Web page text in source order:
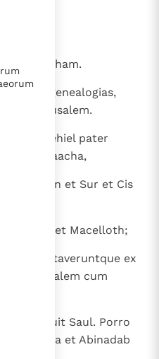
Sesac.
Otholia
filii Ieroham.
genealogias,
in Ierusalem.
Iehiel pater
eius Maacha,
Abdon et Sur et Cis
Zacher et Macelloth;
Habitaveruntque ex
in Ierusalem cum
Cis genuit Saul. Porro
Melchisua et Abinadab